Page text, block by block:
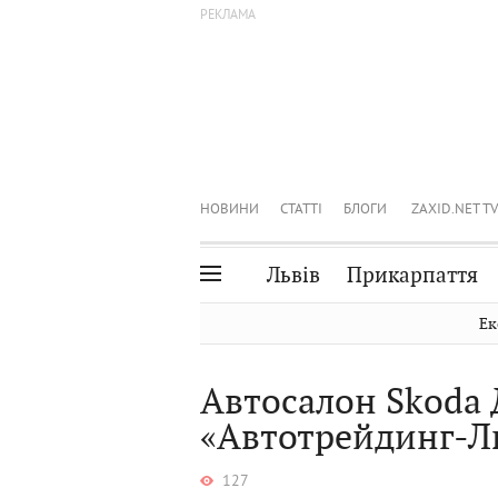
НОВИНИ СТАТТІ БЛОГИ ZAXID.NET TV
Львів Прикарпаття
Волинь
Закарпаття
Чернівці
Шептицький
Автосалон
«Автотрейдинг-
127